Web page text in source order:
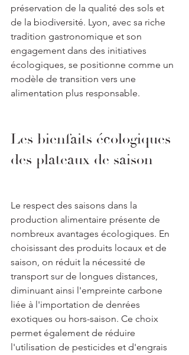
préservation de la qualité des sols et
de la biodiversité. Lyon, avec sa riche
tradition gastronomique et son
engagement dans des initiatives
écologiques, se positionne comme un
modèle de transition vers une
alimentation plus responsable.
Les bienfaits écologiques
des plateaux de saison
Le respect des saisons dans la
production alimentaire présente de
nombreux avantages écologiques. En
choisissant des produits locaux et de
saison, on réduit la nécessité de
transport sur de longues distances,
diminuant ainsi l'empreinte carbone
liée à l'importation de denrées
exotiques ou hors-saison. Ce choix
permet également de réduire
l'utilisation de pesticides et d'engrais